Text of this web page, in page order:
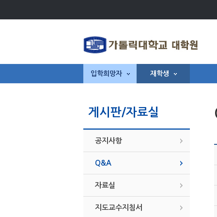
입학희망자 재학생
게시판/자료실
공지사항
Q&A
자료실
지도교수지침서